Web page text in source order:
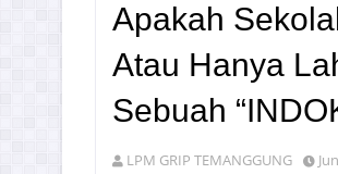
Apakah
Atau Hanya
Sebuah
LPM GRIP TEMANGGUNG